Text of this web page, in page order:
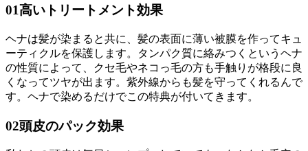
01高いトリートメント効果
ヘナは髪が染まると共に、髪の表面に薄い被膜を作ってキュ
ーティクルを保護します。タンパク質に絡みつくというヘナ
の性質によって、クセ毛やネコっ毛の方も手触りが格段に良
くなってツヤが出ます。紫外線からも髪を守ってくれるんで
す。ヘナで染めるだけでこの特典が付いてきます。
02頭皮のパック効果